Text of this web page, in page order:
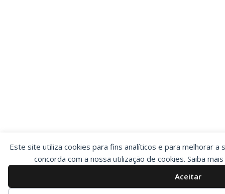
Este site utiliza cookies para fins analíticos e para melhorar a
concorda com a nossa utilização de cookies. Saiba
Aceitar